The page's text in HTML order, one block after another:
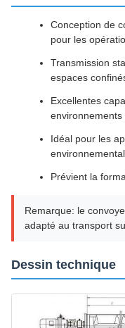
Conception de
pour les
Transmission
espaces
Excellentes
Idéal pour les
Prévient la
Remarque: le
adapté au transport
Dessin technique